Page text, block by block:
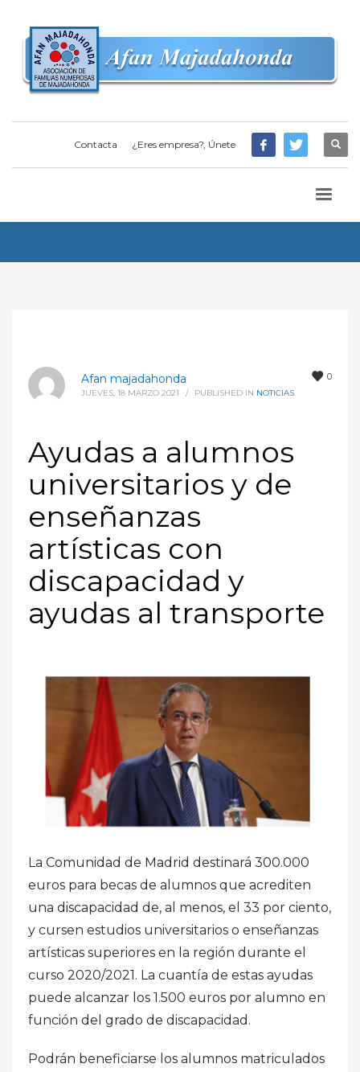
Contacta ¿Eres empresa?, Únete
0
Afan majadahonda
JUEVES, 18 MARZO 2021 / PUBLISHED IN NOTICIAS
Ayudas a alumnos
universitarios y de
enseñanzas
artísticas con
discapacidad y
ayudas al transporte
La Comunidad de Madrid destinará 300.000
euros para becas de alumnos que acrediten
una discapacidad de, al menos, el 33 por ciento,
y cursen estudios universitarios o enseñanzas
artísticas superiores en la región durante el
curso 2020/2021. La cuantía de estas ayudas
puede alcanzar los 1.500 euros por alumno en
función del grado de discapacidad.
Podrán beneficiarse los alumnos matriculados